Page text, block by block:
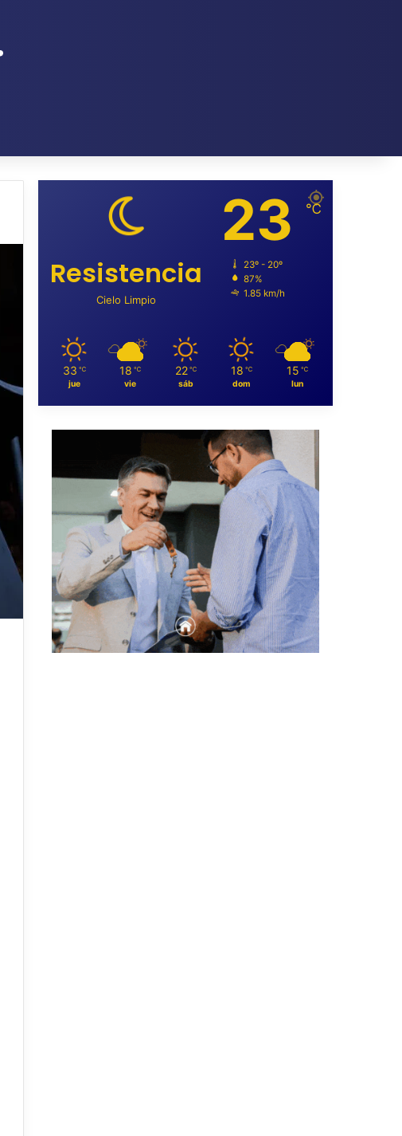
Resistencia
Cielo Limpio
23 ℃
23º - 20º
87%
1.85 km/h
33 ℃
jue
18 ℃
vie
22 ℃
sáb
18 ℃
dom
15 ℃
lun